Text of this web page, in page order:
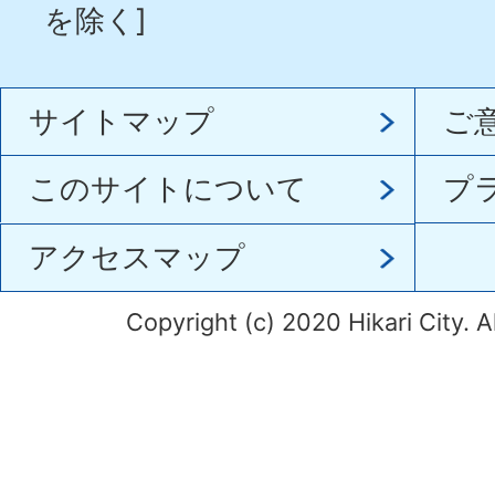
を除く]
サイトマップ
ご
このサイトについて
プ
アクセスマップ
Copyright (c) 2020 Hikari City.